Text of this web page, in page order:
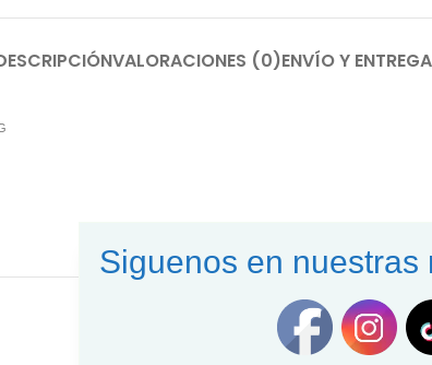
VALORACIONES (0)ENVÍO Y ENTREGA
Siguenos en nuestras